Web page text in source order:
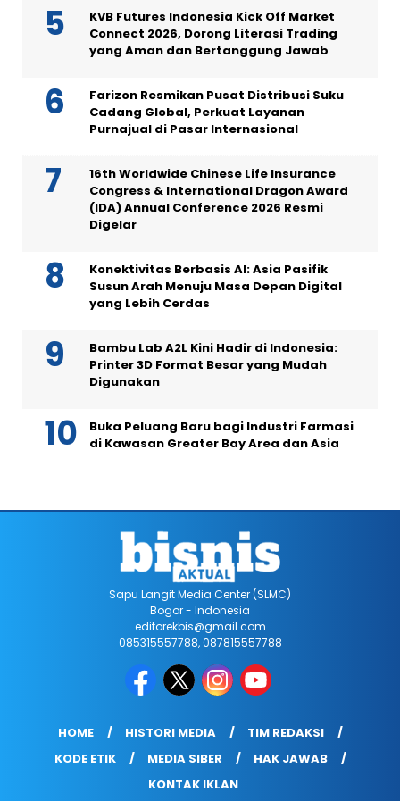
KVB Futures Indonesia Kick Off Market
Connect 2026, Dorong Literasi Trading
yang Aman dan Bertanggung Jawab
Farizon Resmikan Pusat Distribusi Suku
Cadang Global, Perkuat Layanan
Purnajual di Pasar Internasional
16th Worldwide Chinese Life Insurance
Congress & International Dragon Award
(IDA) Annual Conference 2026 Resmi
Digelar
Konektivitas Berbasis AI: Asia Pasifik
Susun Arah Menuju Masa Depan Digital
yang Lebih Cerdas
Bambu Lab A2L Kini Hadir di Indonesia:
Printer 3D Format Besar yang Mudah
Digunakan
Buka Peluang Baru bagi Industri Farmasi
di Kawasan Greater Bay Area dan Asia
Sapu Langit Media Center (SLMC)
Bogor - Indonesia
editorekbis@gmail.com
085315557788, 087815557788
HOME HISTORI MEDIA
TIM REDAKSI
KODE ETIK
MEDIA SIBER
HAK JAWAB
KONTAK IKLAN